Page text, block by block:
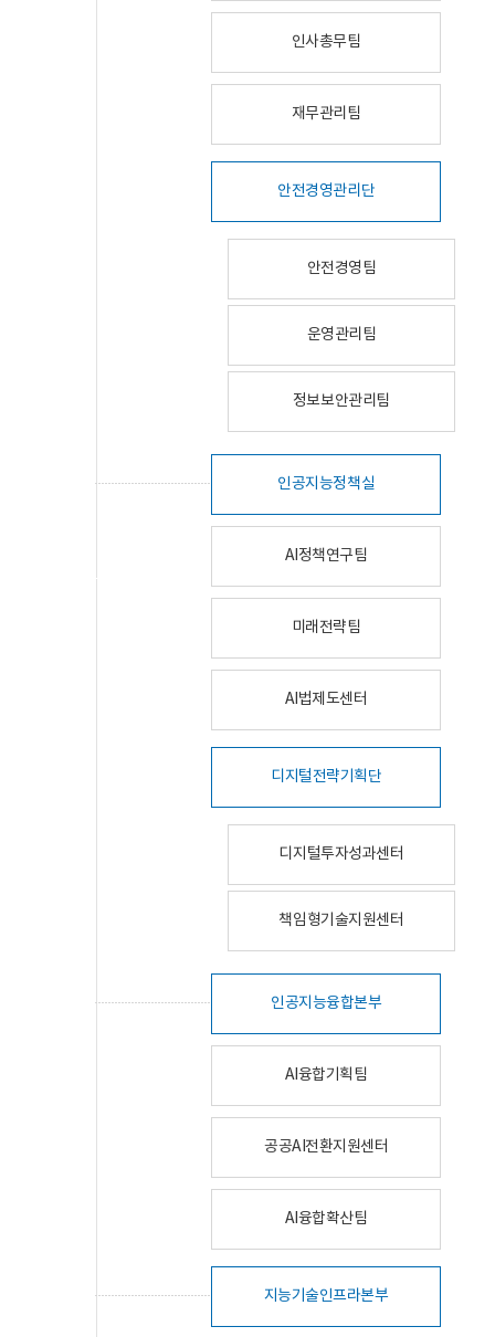
인사총무팀
재무관리팀
안전경영관리단
안전경영팀
운영관리팀
정보보안관리팀
인공지능정책실
AI정책연구팀
미래전략팀
AI법제도센터
디지털전략기획단
디지털투자성과센터
책임형기술지원센터
인공지능융합본부
AI융합기획팀
공공AI전환지원센터
AI융합확산팀
지능기술인프라본부